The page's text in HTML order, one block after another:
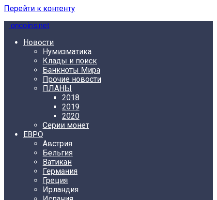
Перейти к контенту
oncoins.net
Новости
Нумизматика
Клады и поиск
Банкноты Мира
Прочие новости
ПЛАНЫ
2018
2019
2020
Серии монет
ЕВРО
Австрия
Бельгия
Ватикан
Германия
Греция
Ирландия